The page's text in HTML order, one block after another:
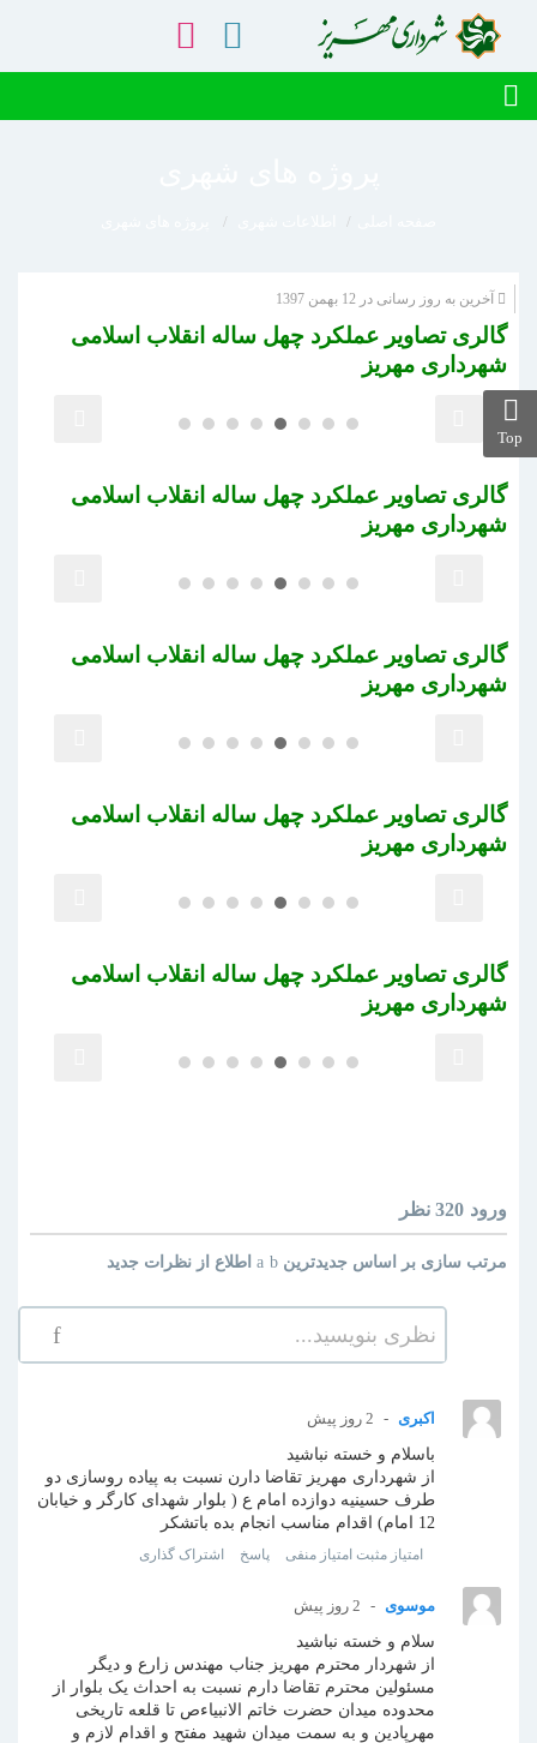
آخرین به روز رسانی در 12 بهمن 1397
گالری تصاویر عملکرد چهل ساله انقلاب اسلامی
شهرداری مهریز
گالری تصاویر عملکرد چهل ساله انقلاب اسلامی
شهرداری مهریز
گالری تصاویر عملکرد چهل ساله انقلاب اسلامی
شهرداری مهریز
گالری تصاویر عملکرد چهل ساله انقلاب اسلامی
شهرداری مهریز
گالری تصاویر عملکرد چهل ساله انقلاب اسلامی
شهرداری مهریز
320 نظر ورود
اطلاع از نظرات جدید مرتب سازی بر اساس جدیدترین
نظری بنویسید...
اکبری
باسلام و خسته نباشید
از شهرداری مهریز تقاضا دارن نسبت به پیاده روسازی دو
طرف حسینیه دوازده امام ع ( بلوار شهدای کارگر و خیابان
12 امام) اقدام مناسب انجام بده باتشکر
امتیاز مثبت امتیاز منفی پاسخ اشتراک گذاری
موسوی
سلام و خسته نباشید
از شهردار محترم مهریز جناب مهندس زارع و دیگر
مسئولین محترم تقاضا دارم نسبت به احداث یک بلوار از
محدوده میدان حضرت خاتم الانبیاءص تا قلعه تاریخی
مهرپادین و به سمت میدان شهید مفتح و اقدام لازم و
Top